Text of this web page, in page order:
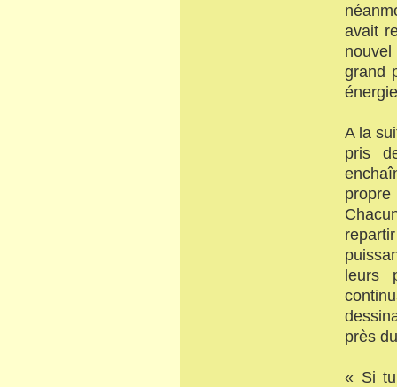
avait
grand
A la
pris
leurs
près
« Si tu